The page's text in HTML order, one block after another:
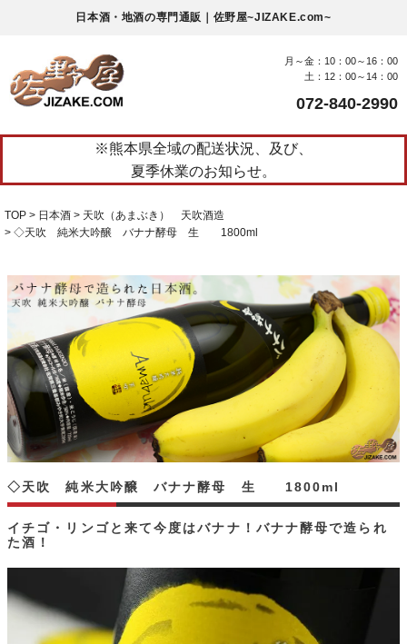
日本酒・地酒の専門通販｜佐野屋~JIZAKE.com~
月～金：10：00～16：00
土：12：00～14：00
072-840-2990
※熊本県全域の配送状況、及び、
夏季休業のお知らせ。
TOP 日本酒
天吹（あまぶき） 天吹酒造
◇天吹 純米大吟醸 バナナ酵母 生 1800ml
イチゴ・リンゴと来て今度はバナナ！バナナ酵母で造られ
た酒！
◇天吹 純米大吟醸 バナナ酵母 生 1800ml